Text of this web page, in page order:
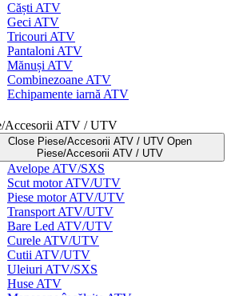
Căști ATV
Geci ATV
Tricouri ATV
Pantaloni ATV
Mănuși ATV
Combinezoane ATV
Echipamente iarnă ATV
Accesorii ATV / UTV
Close Piese/Accesorii ATV / UTV Open
Piese/Accesorii ATV / UTV
Avelope ATV/SXS
Scut motor ATV/UTV
Piese motor ATV/UTV
Transport ATV/UTV
Bare Led ATV/UTV
Curele ATV/UTV
Cutii ATV/UTV
Uleiuri ATV/SXS
Huse ATV